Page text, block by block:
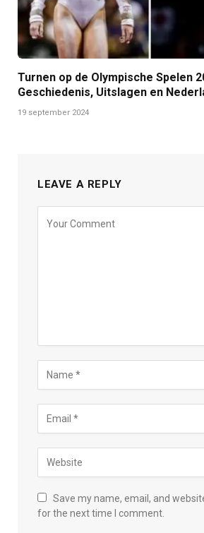
Turnen op de Olympische Spelen
Geschiedenis, Uitslagen en
19 september 2024
LEAVE A REPLY
Save my name, email, and
for the next time I comment.